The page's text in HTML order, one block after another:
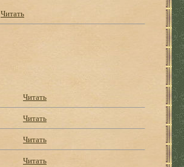
Читать
Читать
Читать
Читать
Читать